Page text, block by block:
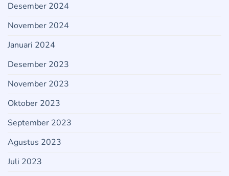
Desember 2024
November 2024
Januari 2024
Desember 2023
November 2023
Oktober 2023
September 2023
Agustus 2023
Juli 2023